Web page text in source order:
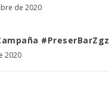
de 2020
#PreserBarZgz
2020